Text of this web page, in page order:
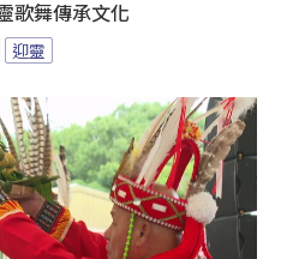
歌舞傳承文化
迎靈